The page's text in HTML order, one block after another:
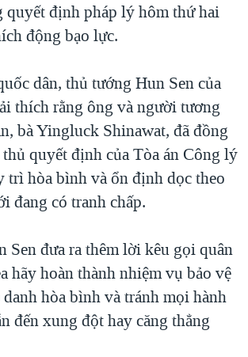
quyết định pháp lý hôm thứ hai
động bạo lực.
dân, thủ tướng Hun Sen của
thích rằng ông và người tương
bà Yingluck Shinawat, đã đồng
quyết định của Tòa án Công lý
trì hòa bình và ổn định dọc theo
đang có tranh chấp.
Sen đưa ra thêm lời kêu gọi quân
hãy hoàn thành nhiệm vụ bảo vệ
hòa bình và tránh mọi hành
đến xung đột hay căng thẳng